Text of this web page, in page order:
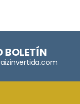
BOLETÍN